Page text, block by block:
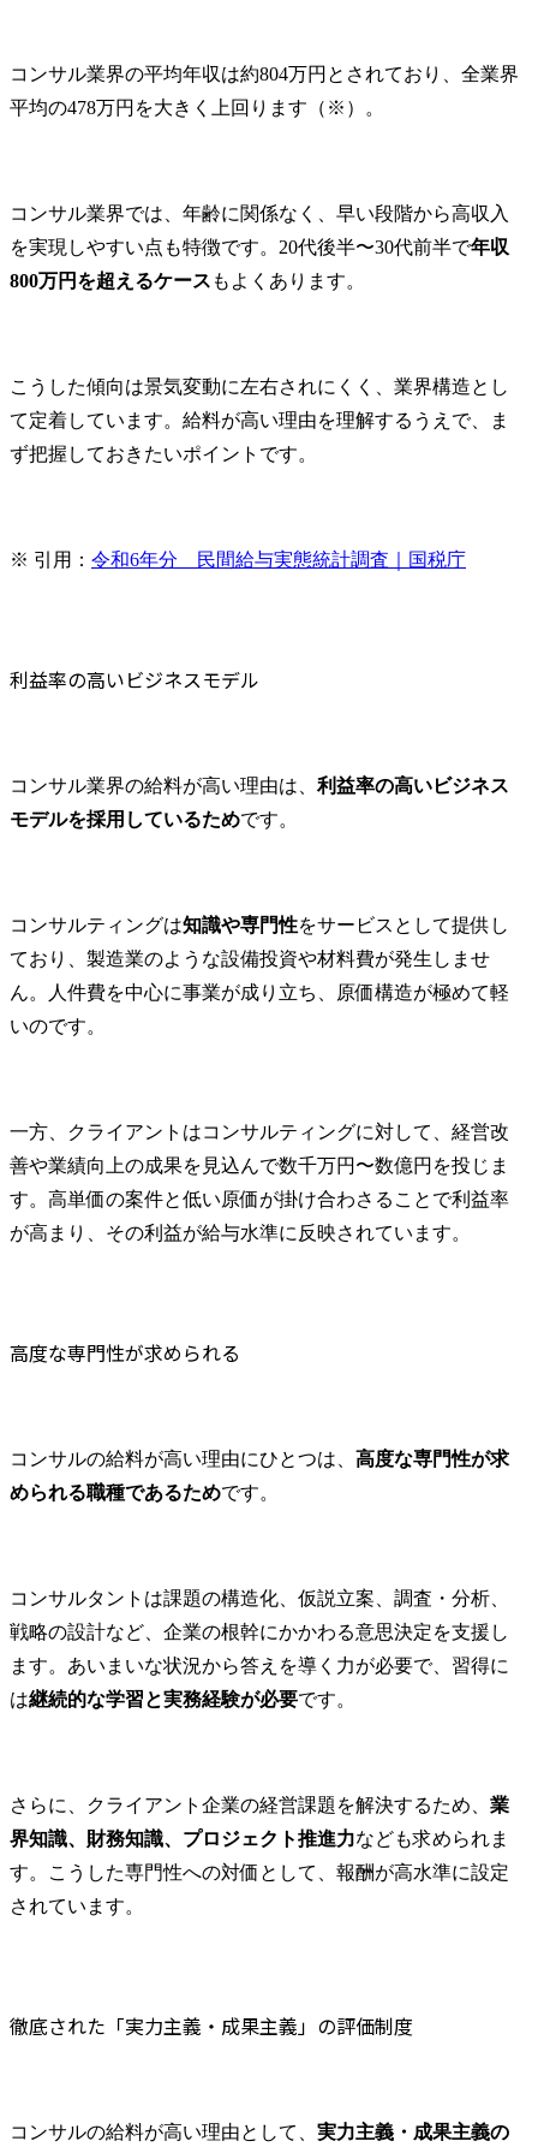
実現します。
・法務・知財業務の高度
化と効率化を目的とし
貢献に向けた実施を推進
します。
業務プロセスの標準化、
環境整備を行います。
・国内外における特許及
び商標の調査・出願・活
用に関する業務を担当
技術動向の把握と競合分
・知的財産権の活用促進
し、知財トラブルの未然
防止と適切な対応を行い
ます。
先とした対応を実施しま
す。
コンサル業界の平均年収は約804万円とされており、全業界
平均の478万円を大きく上回ります（※）。
コンサル業界では、年齢に関係なく、早い段階から高収入
を実現しやすい点も特徴です。20代後半〜30代前半で年収
800万円を超えるケース もよくあります。
こうした傾向は景気変動に左右されにくく、業界構造とし
て定着しています。給料が高い理由を理解するうえで、ま
ず把握しておきたいポイントです。
※ 引用： 令和6年分　民間給与実態統計調査｜国税庁
利益率の高いビジネスモデル
コンサル業界の給料が高い理由は、 利益率の高いビジネス
モデルを採用しているためです。
コンサルティングは知識や専門性をサービスとして提供し
ており、製造業のような設備投資や材料費が発生しませ
ん。人件費を中心に事業が成り立ち、原価構造が極めて軽
いのです。
一方、クライアントはコンサルティングに対して、経営改
善や業績向上の成果を見込んで数千万円〜数億円を投じま
す。高単価の案件と低い原価が掛け合わさることで利益率
が高まり、その利益が給与水準に反映されています。
高度な専門性が求められる
コンサルの給料が高い理由にひとつは、 高度な専門性が求
められる職種であるためです。
コンサルタントは課題の構造化、仮説立案、調査・分析、
戦略の設計など、企業の根幹にかかわる意思決定を支援し
ます。あいまいな状況から答えを導く力が必要で、習得に
は継続的な学習と実務経験が必要です。
さらに、クライアント企業の経営課題を解決するため、 業
界知識、財務知識、プロジェクト推進力なども求められま
す。こうした専門性への対価として、報酬が高水準に設定
されています。
徹底された「実力主義・成果主義」の評価制度
コンサルの給料が高い理由として、 実力主義・成果主義の